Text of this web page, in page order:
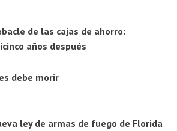
de las cajas de ahorro:
años después
debe morir
ley de armas de fuego de Florida